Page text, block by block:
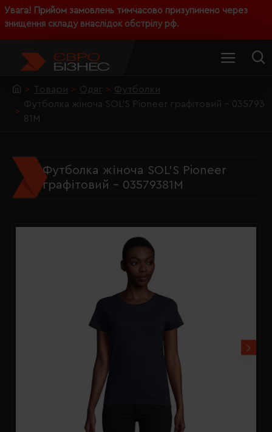
Увага! Прийом замовлень тимчасово призупинено через
знищення складу внаслідок обстрілу рф.
Товари Одяг
Футболки
Футболка жіноча SOL'S Pioneer графітовий - 035793
81M
Футболка жіноча SOL'S Pioneer
графітовий - 03579381M